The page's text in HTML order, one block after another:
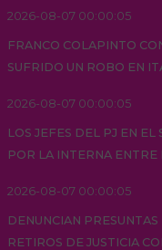
2026-08-07 00:00:05
FRANCO COLAPINTO
SUFRIDO UN ROBO EN
2026-08-07 00:00:05
LOS JEFES DEL PJ EN
POR LA INTERNA
2026-08-07 00:00:05
DENUNCIAN
RETIROS DE JUSTICIA